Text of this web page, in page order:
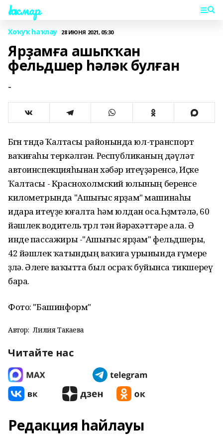
Һаҡмар
Хоҡуҡ һаҡлау 28 ИЮНЯ 2021, 05:30
Ярҙамға ашыҡҡан
фельдшер һәләк булған
-
Бөгөн төндә Ҡалтасы районында юл-транспорт
ваҡиғаһы теркәлгән. Республиканың дәүләт
автоинспекцияһынан хәбәр итеүҙәренсә, Иҫке
Ҡалтасы - Краснохолмский юлының беренсе
километрында "Ашығыс ярҙам" машинаһы
идара итеүҙе юғалта һәм юлдан оса.Һөҙөмтәлә, 60
йәшлек водитель төрлө тән йәрәхәттәре ала. Ә
инде пассажиры -"Ашығыс ярҙам" фельдшеры,
42 йәшлек ҡатындың ваҡиға урынында ғүмере
өҙөлә. Әлеге ваҡытта был осраҡ буйынса тикшереү
бара.
Фото: "Башинформ"
Автор: Лилия Такаева
Читайте нас
Редакция һайлауы